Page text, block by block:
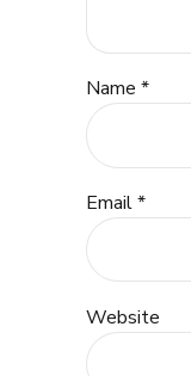
Name *
Email *
Website